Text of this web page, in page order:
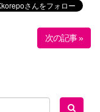
次の記事 »